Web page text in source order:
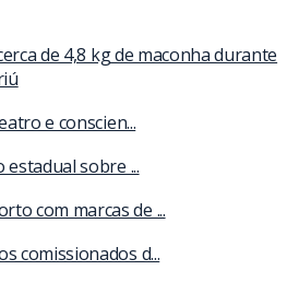
de 4,8 kg de maconha durante
e conscien...
sobre ...
com marcas de ...
comissionados d...